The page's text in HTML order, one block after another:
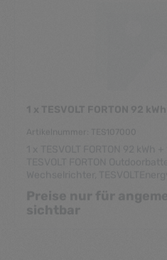
1 x TESVOLT FORTON 92 kWh
TESVOLT FORTON
Wechselrichter,
sichtbar